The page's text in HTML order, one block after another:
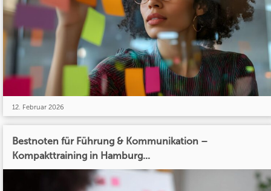
12. Februar 2026
Bestnoten für Führung & Kommunikation –
Kompakttraining in Hamburg...